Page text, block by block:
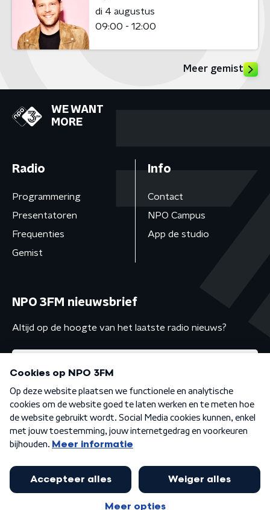
di 4 augustus
09:00 - 12:00
Meer gemist
WE WANT
MORE
Radio
Programmering
Presentatoren
Frequenties
Gemist
Info
Contact
NPO Campus
App de studio
NPO 3FM nieuwsbrief
Altijd op de hoogte van het laatste radio nieuws?
Algemene voorwaarden Privacybeleid